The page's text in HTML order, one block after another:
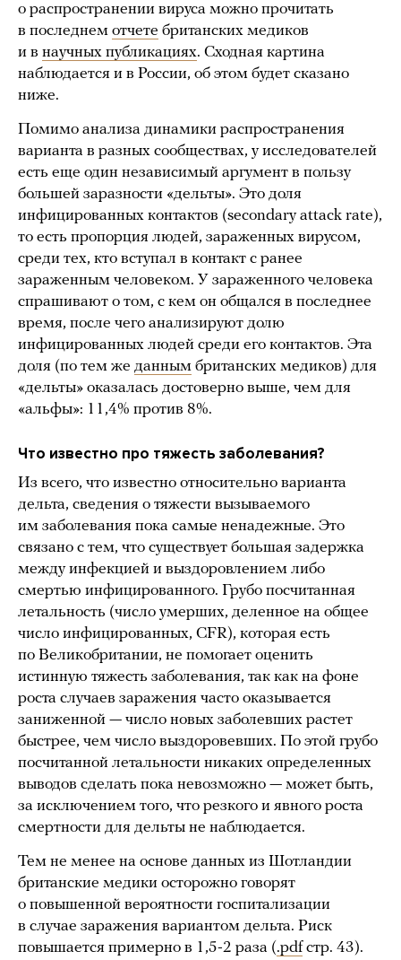
о распространении вируса можно прочитать
в последнем отчете британских медиков
и в научных публикациях. Сходная картина
наблюдается и в России, об этом будет сказано
ниже.
Помимо анализа динамики распространения
варианта в разных сообществах, у исследователей
есть еще один независимый аргумент в пользу
большей заразности «дельты». Это доля
инфицированных контактов (secondary attack rate),
то есть пропорция людей, зараженных вирусом,
среди тех, кто вступал в контакт с ранее
зараженным человеком. У зараженного человека
спрашивают о том, с кем он общался в последнее
время, после чего анализируют долю
инфицированных людей среди его контактов. Эта
доля (по тем же данным британских медиков) для
«дельты» оказалась достоверно выше, чем для
«альфы»: 11,4% против 8%.
Что известно про тяжесть заболевания?
Из всего, что известно относительно варианта
дельта, сведения о тяжести вызываемого
им заболевания пока самые ненадежные. Это
связано с тем, что существует большая задержка
между инфекцией и выздоровлением либо
смертью инфицированного. Грубо посчитанная
летальность (число умерших, деленное на общее
число инфицированных, CFR), которая есть
по Великобритании, не помогает оценить
истинную тяжесть заболевания, так как на фоне
роста случаев заражения часто оказывается
заниженной — число новых заболевших растет
быстрее, чем число выздоровевших. По этой грубо
посчитанной летальности никаких определенных
выводов сделать пока невозможно — может быть,
за исключением того, что резкого и явного роста
смертности для дельты не наблюдается.
Тем не менее на основе данных из Шотландии
британские медики осторожно говорят
о повышенной вероятности госпитализации
в случае заражения вариантом дельта. Риск
повышается примерно в 1,5-2 раза (.pdf стр. 43).